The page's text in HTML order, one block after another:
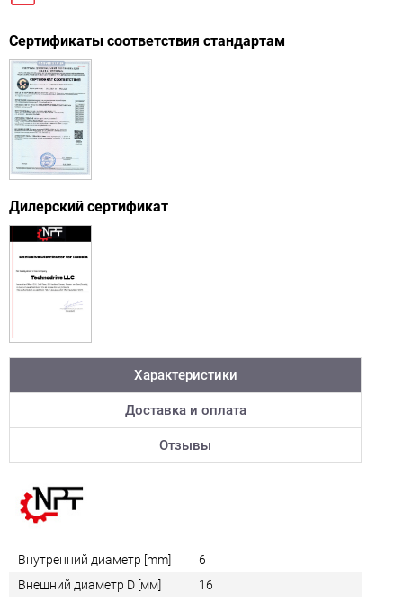
Сертификаты соответствия стандартам
Дилерский сертификат
Характеристики
Доставка и оплата
Отзывы
Внутренний диаметр [mm]
6
Внешний диаметр D [мм]
16